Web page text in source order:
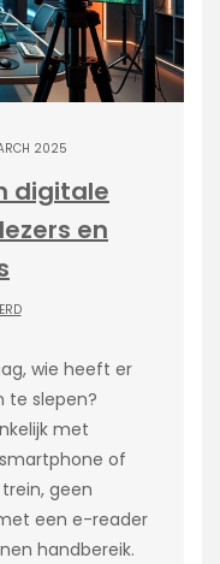
2025
digitale
en
wie heeft er
te slepen?
met
of
geen
een e-reader
handbereik.